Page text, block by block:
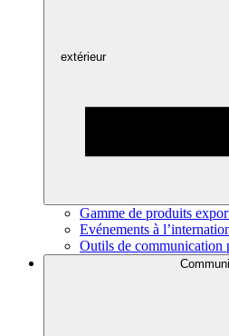
extérieur
Gamme de produits
Evénements à
Outils de communication